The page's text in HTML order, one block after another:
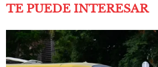
TE PUEDE INTERESAR